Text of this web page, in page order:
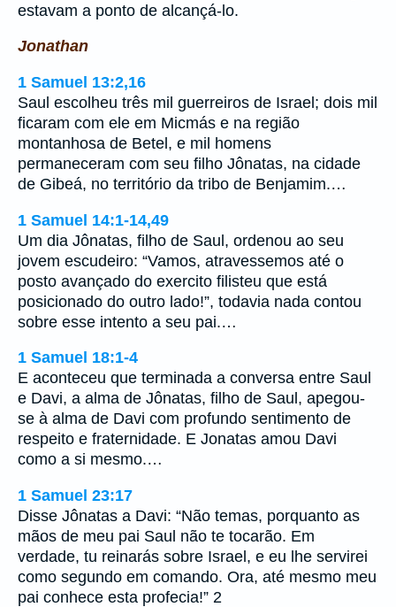
estavam a ponto de alcançá-lo.
Jonathan
1 Samuel 13:2,16
Saul escolheu três mil guerreiros de Israel; dois mil
ficaram com ele em Micmás e na região
montanhosa de Betel, e mil homens
permaneceram com seu filho Jônatas, na cidade
de Gibeá, no território da tribo de Benjamim.…
1 Samuel 14:1-14,49
Um dia Jônatas, filho de Saul, ordenou ao seu
jovem escudeiro: “Vamos, atravessemos até o
posto avançado do exercito filisteu que está
posicionado do outro lado!”, todavia nada contou
sobre esse intento a seu pai.…
1 Samuel 18:1-4
E aconteceu que terminada a conversa entre Saul
e Davi, a alma de Jônatas, filho de Saul, apegou-
se à alma de Davi com profundo sentimento de
respeito e fraternidade. E Jonatas amou Davi
como a si mesmo.…
1 Samuel 23:17
Disse Jônatas a Davi: “Não temas, porquanto as
mãos de meu pai Saul não te tocarão. Em
verdade, tu reinarás sobre Israel, e eu lhe servirei
como segundo em comando. Ora, até mesmo meu
pai conhece esta profecia!” 2